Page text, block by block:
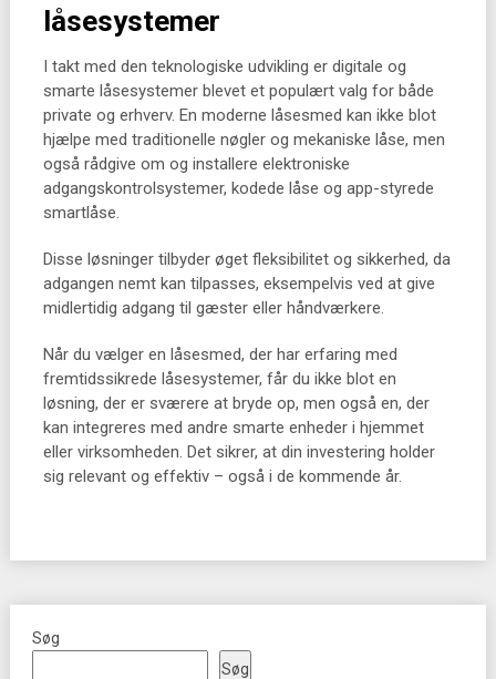
låsesystemer
I takt med den teknologiske udvikling er digitale og
smarte låsesystemer blevet et populært valg for både
private og erhverv. En moderne låsesmed kan ikke blot
hjælpe med traditionelle nøgler og mekaniske låse, men
også rådgive om og installere elektroniske
adgangskontrolsystemer, kodede låse og app-styrede
smartlåse.
Disse løsninger tilbyder øget fleksibilitet og sikkerhed, da
adgangen nemt kan tilpasses, eksempelvis ved at give
midlertidig adgang til gæster eller håndværkere.
Når du vælger en låsesmed, der har erfaring med
fremtidssikrede låsesystemer, får du ikke blot en
løsning, der er sværere at bryde op, men også en, der
kan integreres med andre smarte enheder i hjemmet
eller virksomheden. Det sikrer, at din investering holder
sig relevant og effektiv – også i de kommende år.
Søg
Søg